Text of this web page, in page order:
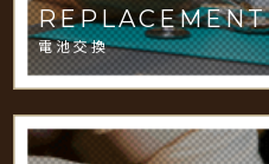
REPLACEMENT
電池交換